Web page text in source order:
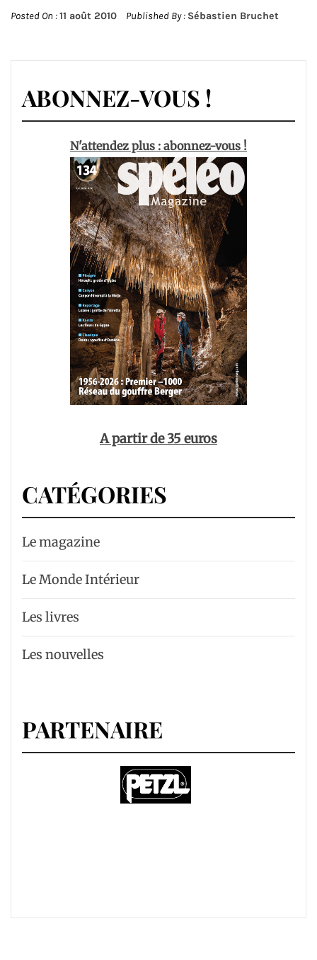
Posted On :11 août 2010 Published By : Sébastien Bruchet
ABONNEZ-VOUS !
N'attendez plus : abonnez-vous !
A partir de 35 euros
CATÉGORIES
Le magazine
Le Monde Intérieur
Les livres
Les nouvelles
PARTENAIRE